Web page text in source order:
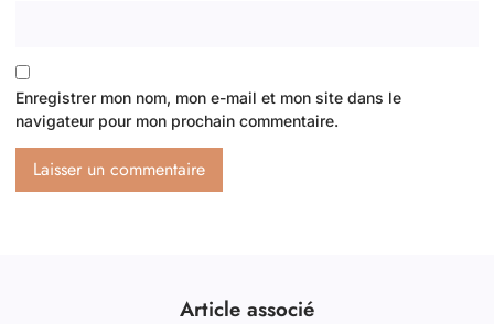
Enregistrer mon nom, mon e-mail et mon site dans le
navigateur pour mon prochain commentaire.
Article associé